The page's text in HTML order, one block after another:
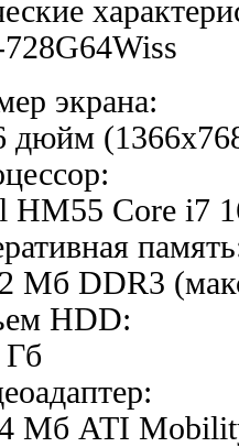
экрана:
дюйм
HM55 Core i7
Мб DDR3
HDD:
Гб
Мб ATI